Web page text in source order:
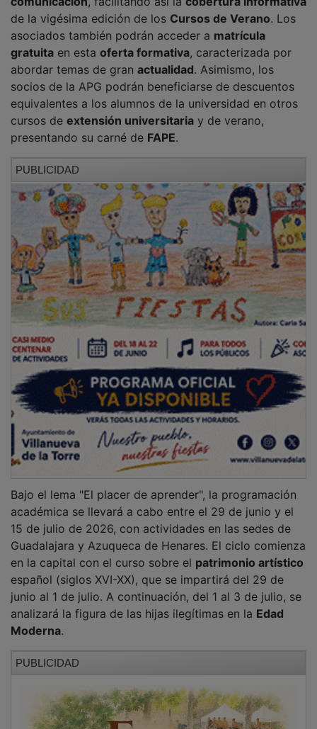
de la vigésima edición de los Cursos de Verano . Los
asociados también podrán acceder a matrícula
gratuitaen estaoferta formativa, caracterizada por
abordar temas de gran actualidad . Asimismo, los
socios de la APG podrán beneficiarse de descuentos
equivalentes a los alumnos de la universidad en otros
cursos deextensión universitariay de verano,
presentando su carné deFAPE.
académica se llevará a cabo entre el 29 de junio y el
15 de julio de 2026, con actividades en las sedes de
Guadalajara y Azuqueca de Henares. El ciclo comienza
en la capital con el curso sobre elpatrimonio artístico
español (siglos XVI-XX), que se impartirá del 29 de
junio al 1 de julio. A continuación, del 1 al 3 de julio, se
analizará la figura de las hijas ilegítimas en laEdad
Moderna .